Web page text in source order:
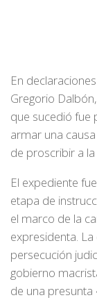
En
Gregorio
que sucedió fue
armar una
de proscribir a
El expediente
etapa de
el marco de la
expresidenta.
persecución
gobierno
de una